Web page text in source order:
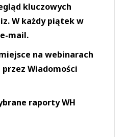
kluczowych
W każdy piątek w
mail.
na webinarach
Wiadomości
raporty WH